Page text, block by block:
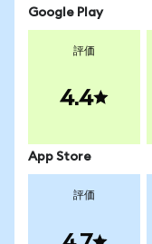
Google Play
評価
4.4
App Store
評価